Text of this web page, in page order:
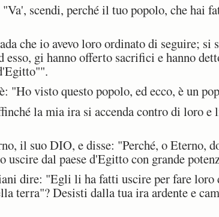
scendi, perché il tuo popolo, che hai
che io avevo loro ordinato di seguire;
esso, gi hanno offerto sacrifici e hanno
"Ho visto questo popolo, ed ecco, è un
la mia ira si accenda contro di loro
il suo DIO, e disse: "Perché, o Eterno,
dal paese d'Egitto con grande
dire: "Egli li ha fatti uscire per fare
terra"? Desisti dalla tua ira ardente e